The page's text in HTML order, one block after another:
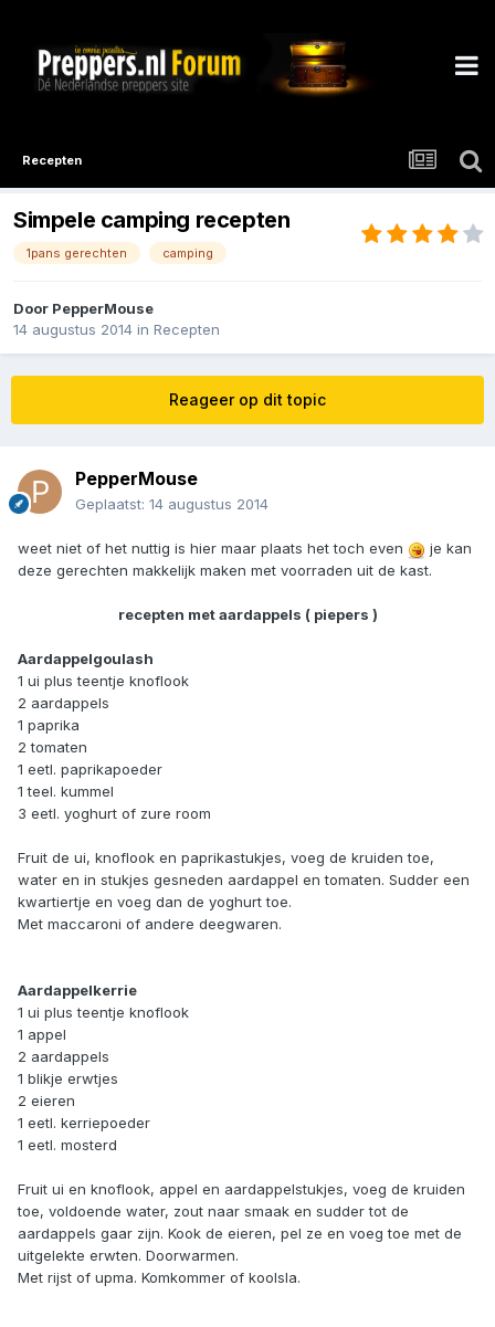
Recepten
Simpele camping recepten
1pans gerechten camping
Door PepperMouse
14 augustus 2014 in Recepten
Reageer op dit topic
PepperMouse
Geplaatst: 14 augustus 2014
weet niet of het nuttig is hier maar plaats het toch even
je kan
deze gerechten makkelijk maken met voorraden uit de kast.
recepten met aardappels ( piepers )
Aardappelgoulash
1 ui plus teentje knoflook
2 aardappels
1 paprika
2 tomaten
1 eetl. paprikapoeder
1 teel. kummel
3 eetl. yoghurt of zure room
Fruit de ui, knoflook en paprikastukjes, voeg de kruiden toe,
water en in stukjes gesneden aardappel en tomaten. Sudder een
kwartiertje en voeg dan de yoghurt toe.
Met maccaroni of andere deegwaren.
Aardappelkerrie
1 ui plus teentje knoflook
1 appel
2 aardappels
1 blikje erwtjes
2 eieren
1 eetl. kerriepoeder
1 eetl. mosterd
Fruit ui en knoflook, appel en aardappelstukjes, voeg de kruiden
toe, voldoende water, zout naar smaak en sudder tot de
aardappels gaar zijn. Kook de eieren, pel ze en voeg toe met de
uitgelekte erwten. Doorwarmen.
Met rijst of upma. Komkommer of koolsla.